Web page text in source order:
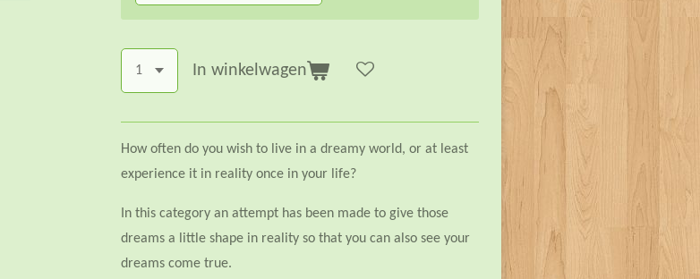
In winkelwagen
How often do you wish to live in a dreamy world, or at least
experience it in reality once in your life?
In this category an attempt has been made to give those
dreams a little shape in reality so that you can also see your
dreams come true.